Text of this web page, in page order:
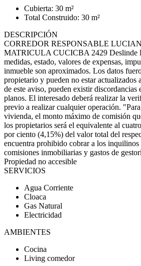
Cubierta: 30 m²
Total Construido: 30 m²
DESCRIPCIÓN
CORREDOR RESPONSABLE
MATRICULA CUCICBA 2429 Deslinde
medidas, estado, valores de expensas,
inmueble son aproximados. Los datos
propietario y pueden no estar actualizados
de este aviso, pueden existir discordancias
planos. El interesado deberá realizar la
previo a realizar cualquier operación.
vivienda, el monto máximo de comisión
los propietarios será el equivalente al
por ciento (4,15%) del valor total del
encuentra prohibido cobrar a los inquilinos
comisiones inmobiliarias y gastos de
Propiedad no accesible
SERVICIOS
Agua Corriente
Cloaca
Gas Natural
Electricidad
AMBIENTES
Cocina
Living comedor